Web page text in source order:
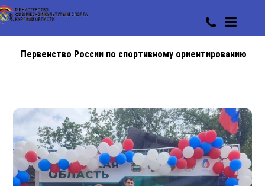
Первенство России по спортивному ориентированию